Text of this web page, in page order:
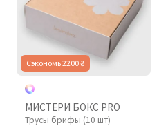
Сэкономь 2200 ₴
МИСТЕРИ БОКС PRO
Трусы брифы (10 шт)